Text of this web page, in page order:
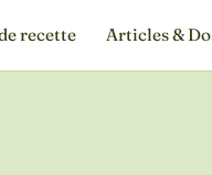
recette Articles &